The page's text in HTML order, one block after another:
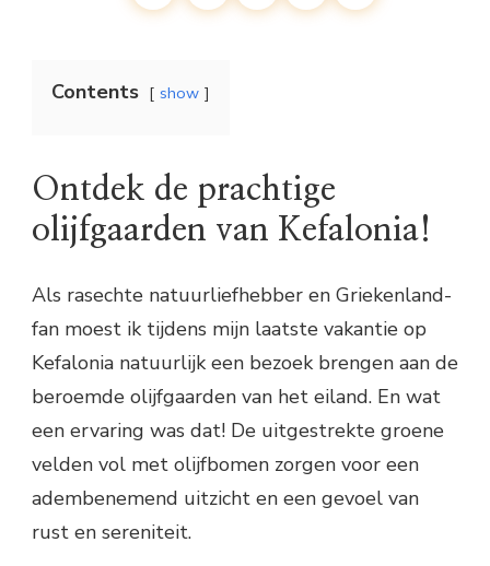
Contents show
Ontdek de prachtige
olijfgaarden van Kefalonia!
Als rasechte natuurliefhebber en Griekenland-
fan moest ik tijdens mijn laatste vakantie op
Kefalonia natuurlijk een bezoek brengen aan de
beroemde olijfgaarden van het eiland. En wat
een ervaring was dat! De uitgestrekte groene
velden vol met olijfbomen zorgen voor een
adembenemend uitzicht en een gevoel van
rust en sereniteit.